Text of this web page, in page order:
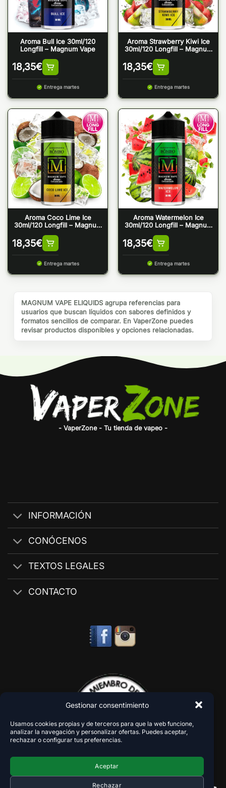
Gestionar consentimiento
Usamos cookies propias y de terceros para que la web funcione,
analizar la navegación y personalizar ofertas. Puedes aceptar,
rechazar o configurar tus preferencias.
Aceptar
Rechazar
Aroma Bull Ice 30ml/120
Longfill – Magnum Vape
18,35€
Entrega martes
Aroma Strawberry Kiwi Ice
30ml/120 Longfill – Magnum
18,35€
Entrega martes
Aroma Coco Lime Ice
30ml/120 Longfill – Magnum
18,35€
Entrega martes
Aroma Watermelon Ice
30ml/120 Longfill – Magnum
18,35€
Entrega martes
MAGNUM VAPE ELIQUIDS agrupa referencias para
usuarios que buscan líquidos con sabores definidos y
formatos sencillos de comparar. En VaperZone puedes
revisar productos disponibles y opciones relacionadas.
- VaperZone - Tu tienda de vapeo -
INFORMACIÓN
CONÓCENOS
TEXTOS LEGALES
CONTACTO